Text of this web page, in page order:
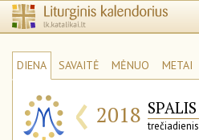
DIENA SAVAITĖ MĖNUO METAI
‹ 2018 SPALIS
trečiadienis